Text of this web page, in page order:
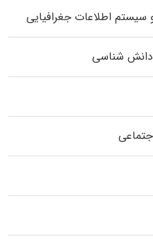
اطلاعات جغرافیایی
دانش شناسی